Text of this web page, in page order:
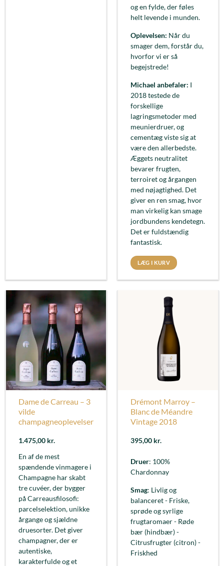
og en fylde, der føles
helt levende i munden.
Oplevelsen: Når du
smager dem, forstår du,
hvorfor vi er så
begejstrede!
Michael anbefaler: I
2018 testede de
forskellige
lagringsmetoder med
meunierdruer, og
cementæg viste sig at
være den allerbedste.
Æggets neutralitet
bevarer frugten,
terroiret og årgangen
med nøjagtighed. Det
giver en ren smag, hvor
man virkelig kan smage
jordbundens kendetegn.
Det er fuldstændig
fantastisk.
LÆG I KURV
Dame de Carreau – 3
vilde
champagneoplevelser
1.475,00 kr.
En af de mest
spændende vinmagere i
Champagne har skabt
tre cuvéer, der bygger
på Carreausfilosofi:
parcelselektion, unikke
årgange og sjældne
druesorter. Det giver
champagner, der er
autentiske,
karakterfulde og et
Drémont Marroy –
Blanc de Méandre
Vintage 2018
395,00 kr.
Druer: 100%
Chardonnay
Smag: Livlig og
balanceret - Friske,
sprøde og syrlige
frugtaromaer - Røde
bær (hindbær) -
Citrusfrugter (citron) -
Friskhed